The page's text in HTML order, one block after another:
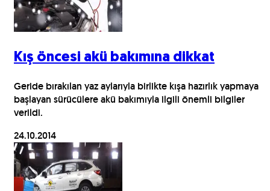
Kış öncesi akü bakımına dikkat
Geride bırakılan yaz aylarıyla birlikte kışa hazırlık yapmaya
başlayan sürücülere akü bakımıyla ilgili önemli bilgiler
verildi.
24.10.2014